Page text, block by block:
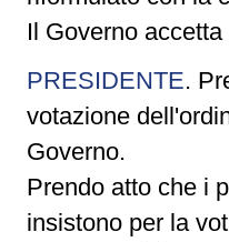
Il Governo
PRESIDENTE.
votazione
Governo.
Prendo atto che i
insistono per la